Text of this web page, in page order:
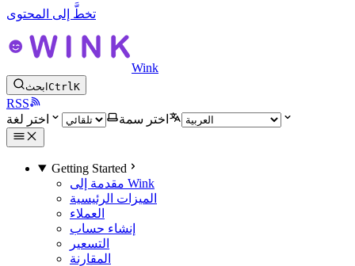
تخطَّ إلى المحتوى
Wink
ابحث CtrlK
RSS
اختر سمة
اختر لغة
Getting Started
مقدمة إلى Wink
الميزات الرئيسية
العملاء
إنشاء حساب
التسعير
المقارنة